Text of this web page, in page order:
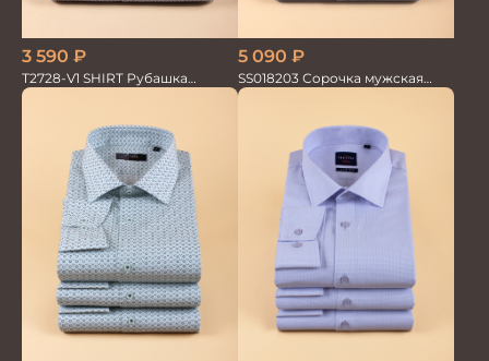
3 590 ₽
T2728-V1 SHIRT Рубашка
мужская
5 090 ₽
SS018203 Сорочка мужская
GROSTYLE PRIME